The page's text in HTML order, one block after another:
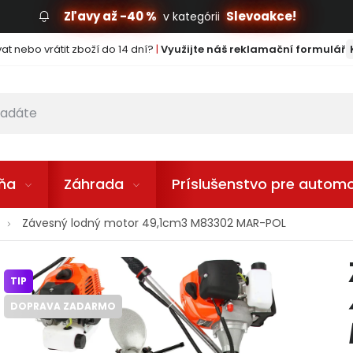
Zľavy až -40 % v kategórii Slevoakce!
nebo vrátit zboží do 14 dní? | Využijte náš reklamační formulář
Záhrada Príslušenstvo pre
Závesný lodný motor 49,1cm3 M83302 MAR-POL
TIP
DOPRAVA ZADARMO